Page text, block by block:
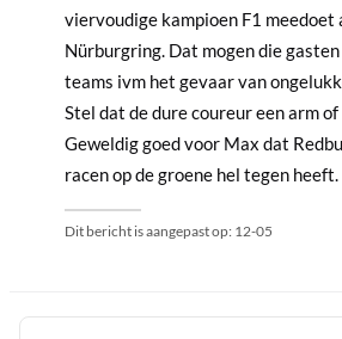
viervoudige kampioen F1 meedoet
Nürburgring. Dat mogen die
teams ivm het gevaar van
Stel dat de dure coureur een arm
Geweldig goed voor Max dat
racen op de groene hel tegen heeft.
Dit bericht is aangepast op: 12-05